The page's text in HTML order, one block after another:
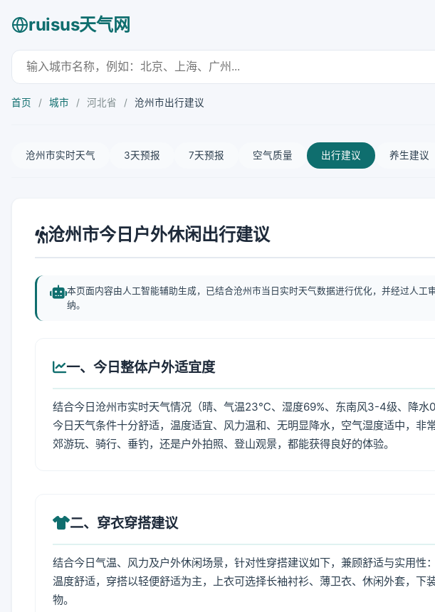
ruisus天气网
首页 / 城市 / 河北省 / 沧州市出行建议
沧州市实时天气 3天预报 7天预报 空气质量 出行建议 养生建议
沧州市今日户外休闲出行建议
本页面内容由人工智能辅助生成，已结合沧州市当日实时天气数据进行优化，并经过人工
纳。
一、今日整体户外适宜度
结合今日沧州市实时天气情况（晴、气温23℃、湿度69%、东南风3-4级、降水
今日天气条件十分舒适，温度适宜、风力温和、无明显降水，空气湿度适中，非
郊游玩、骑行、垂钓，还是户外拍照、登山观景，都能获得良好的体验。
二、穿衣穿搭建议
结合今日气温、风力及户外休闲场景，针对性穿搭建议如下，兼顾舒适与实用性：
温度舒适，穿搭以轻便舒适为主，上衣可选择长袖衬衫、薄卫衣、休闲外套，下
物。